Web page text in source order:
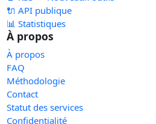
🔌 API publique
📊 Statistiques
À propos
À propos
FAQ
Méthodologie
Contact
Statut des services
Confidentialité